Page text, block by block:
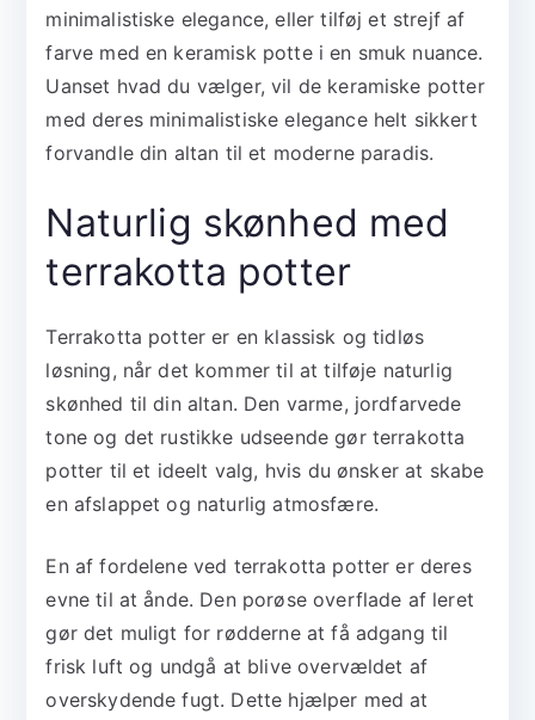
minimalistiske elegance, eller tilføj et strejf af
farve med en keramisk potte i en smuk nuance.
Uanset hvad du vælger, vil de keramiske potter
med deres minimalistiske elegance helt sikkert
forvandle din altan til et moderne paradis.
Naturlig skønhed med
terrakotta potter
Terrakotta potter er en klassisk og tidløs
løsning, når det kommer til at tilføje naturlig
skønhed til din altan. Den varme, jordfarvede
tone og det rustikke udseende gør terrakotta
potter til et ideelt valg, hvis du ønsker at skabe
en afslappet og naturlig atmosfære.
En af fordelene ved terrakotta potter er deres
evne til at ånde. Den porøse overflade af leret
gør det muligt for rødderne at få adgang til
frisk luft og undgå at blive overvældet af
overskydende fugt. Dette hjælper med at